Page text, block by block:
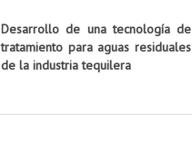
Desarrollo de una tecnología de
tratamiento para aguas residuales
de la industria tequilera